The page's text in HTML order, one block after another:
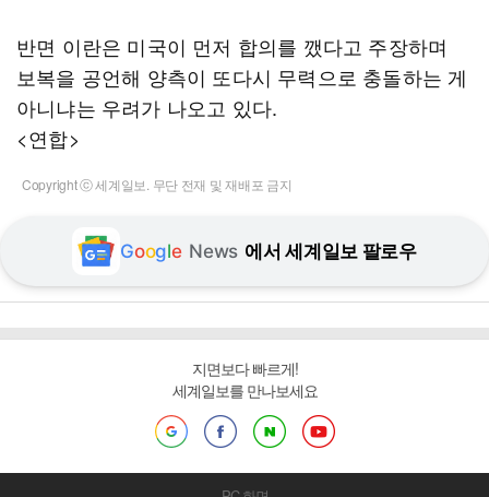
반면 이란은 미국이 먼저 합의를 깼다고 주장하며
보복을 공언해 양측이 또다시 무력으로 충돌하는 게
아니냐는 우려가 나오고 있다.
<연합>
Copyright ⓒ 세계일보. 무단 전재 및 재배포 금지
Google News 에서 세계일보 팔로우
지면보다 빠르게!
세계일보를 만나보세요